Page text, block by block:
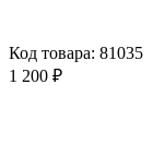
Код товара: 81035
1 200 ₽